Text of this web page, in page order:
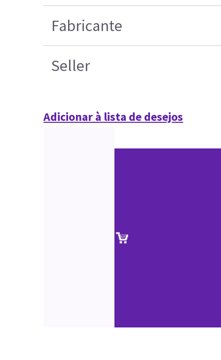
Fabricante
Seller
Adicionar à lista de desejos